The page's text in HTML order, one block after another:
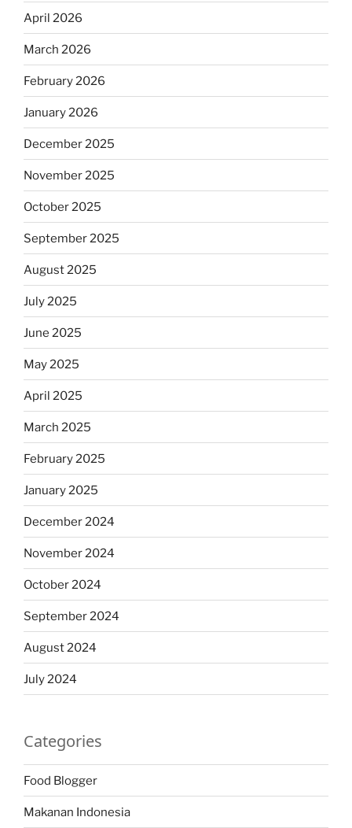
April 2026
March 2026
February 2026
January 2026
December 2025
November 2025
October 2025
September 2025
August 2025
July 2025
June 2025
May 2025
April 2025
March 2025
February 2025
January 2025
December 2024
November 2024
October 2024
September 2024
August 2024
July 2024
Categories
Food Blogger
Makanan Indonesia